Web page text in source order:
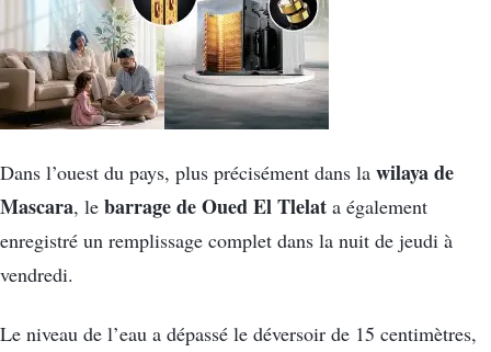
Dans l’ouest du pays, plus précisément dans la wilaya de
Mascara, le barrage de Oued El Tlelat a également
enregistré un remplissage complet dans la nuit de jeudi à
vendredi.
Le niveau de l’eau a dépassé le déversoir de 15 centimètres,